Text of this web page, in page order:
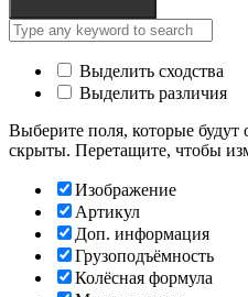
Выделить сходства
Выделить различия
Выберите поля, которые будут
скрыты. Перетащите, чтобы
Изображение
Артикул
Доп. информация
Грузоподъёмность
Колёсная формула